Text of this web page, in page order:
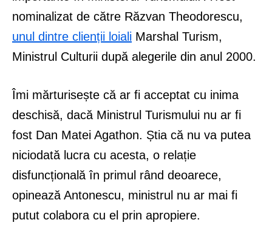
nominalizat de către Răzvan Theodorescu,
unul dintre clienții loiali Marshal Turism,
Ministrul Culturii după alegerile din anul 2000.
Îmi mărturisește că ar fi acceptat cu inima
deschisă, dacă Ministrul Turismului nu ar fi
fost Dan Matei Agathon. Știa că nu va putea
niciodată lucra cu acesta, o relație
disfuncțională în primul rând deoarece,
opinează Antonescu, ministrul nu ar mai fi
putut colabora cu el prin apropiere.